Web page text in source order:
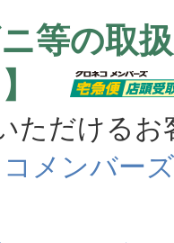
ニ等の取
】
ただけるお
メンバーズ